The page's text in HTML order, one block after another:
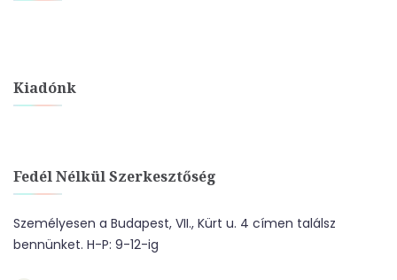
Kiadónk
Fedél Nélkül Szerkesztőség
Személyesen a Budapest, VII., Kürt u. 4 címen találsz
bennünket. H-P: 9-12-ig